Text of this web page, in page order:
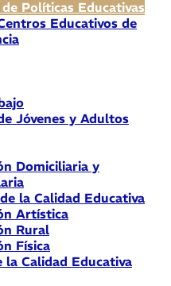
Políticas Educativas
Educativos de
Jóvenes y Adultos
Domiciliaria y
la Calidad Educativa
Artística
Rural
Física
la Calidad Educativa